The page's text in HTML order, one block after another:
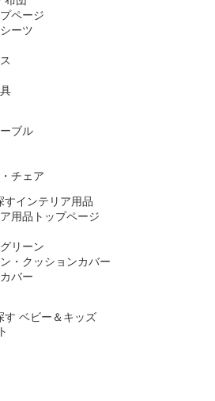
ページ
ーツ
ブル
チェア
インテリア用品
用品トップページ
リーン
・クッションカバー
バー
ベビー＆キッズ